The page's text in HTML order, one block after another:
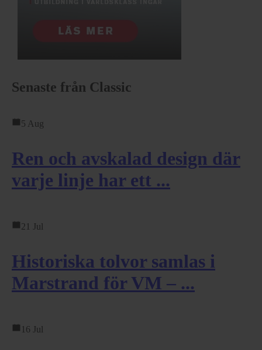
Senaste från Classic
5 Aug
Ren och avskalad design där
varje linje har ett ...
21 Jul
Historiska tolvor samlas i
Marstrand för VM – ...
16 Jul